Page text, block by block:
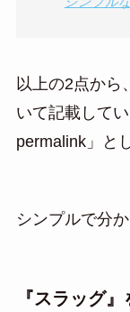
以上の2点から
いて記載して
permalink」と
シンプルで分
『スラッグ